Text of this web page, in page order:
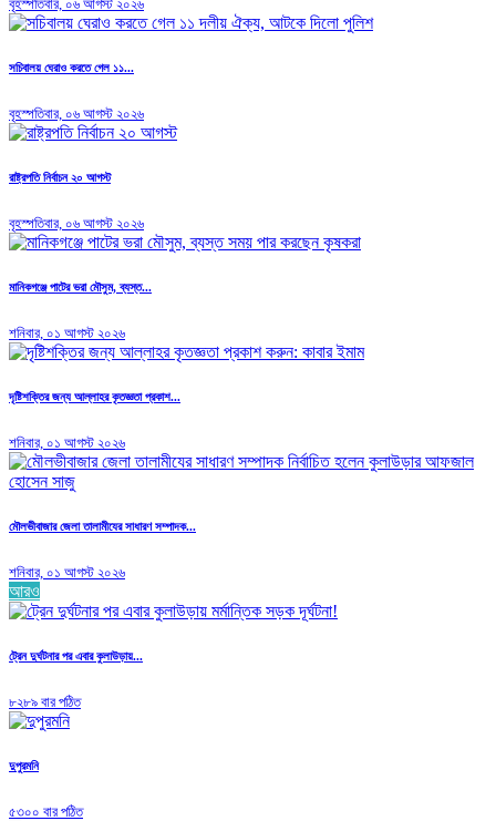
বৃহস্পতিবার, ০৬ আগস্ট ২০২৬
সচিবালয় ঘেরাও করতে গেল ১১...
বৃহস্পতিবার, ০৬ আগস্ট ২০২৬
রাষ্ট্রপতি নির্বাচন ২০ আগস্ট
বৃহস্পতিবার, ০৬ আগস্ট ২০২৬
মানিকগঞ্জে পাটের ভরা মৌসুম, ব্যস্ত...
শনিবার, ০১ আগস্ট ২০২৬
দৃষ্টিশক্তির জন্য আল্লাহর কৃতজ্ঞতা প্রকাশ...
শনিবার, ০১ আগস্ট ২০২৬
মৌলভীবাজার জেলা তালামীযের সাধারণ সম্পাদক...
শনিবার, ০১ আগস্ট ২০২৬
আরও
ট্রেন দুর্ঘটনার পর এবার কুলাউড়ায়...
৮২৮৯ বার পঠিত
দুপুরমনি
৫৩০০ বার পঠিত